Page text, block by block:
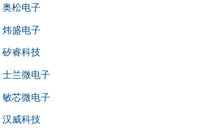
奥松电子
炜盛电子
矽睿科技
士兰微电子
敏芯微电子
汉威科技